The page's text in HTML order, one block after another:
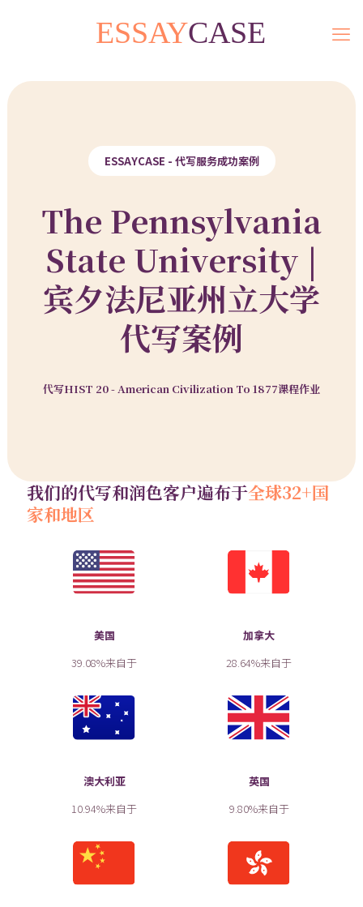
ESSAYCASE - 代写服务成功案例
The Pennsylvania
State University |
宾夕法尼亚州立大学
代写案例
代写HIST 20 - American Civilization To 1877课程作业
我们的代写和润色客户遍布于全球32+国
家和地区
美国
39.08%来自于
加拿大
28.64%来自于
澳大利亚
10.94%来自于
英国
9.80%来自于